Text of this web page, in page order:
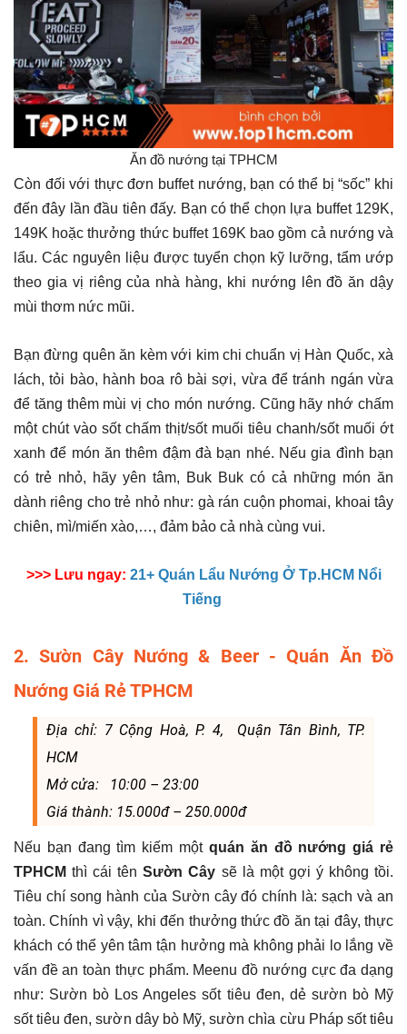
Ăn đồ nướng tại TPHCM
Còn đối với thực đơn buffet nướng, bạn có thể bị “sốc” khi
đến đây lần đầu tiên đấy. Bạn có thể chọn lựa buffet 129K,
149K hoặc thưởng thức buffet 169K bao gồm cả nướng và
lẩu. Các nguyên liệu được tuyển chọn kỹ lưỡng, tẩm ướp
theo gia vị riêng của nhà hàng, khi nướng lên đồ ăn dậy
mùi thơm nức mũi.
Bạn đừng quên ăn kèm với kim chi chuẩn vị Hàn Quốc, xà
lách, tỏi bào, hành boa rô bài sợi, vừa để tránh ngán vừa
để tăng thêm mùi vị cho món nướng. Cũng hãy nhớ chấm
một chút vào sốt chấm thịt/sốt muối tiêu chanh/sốt muối ớt
xanh để món ăn thêm đậm đà bạn nhé. Nếu gia đình bạn
có trẻ nhỏ, hãy yên tâm, Buk Buk có cả những món ăn
dành riêng cho trẻ nhỏ như: gà rán cuộn phomai, khoai tây
chiên, mì/miến xào,…, đảm bảo cả nhà cùng vui.
>>> Lưu ngay: 21+ Quán Lẩu Nướng Ở Tp.HCM Nổi
Tiếng
2. Sườn Cây Nướng & Beer - Quán Ăn Đồ
Nướng Giá Rẻ TPHCM
Địa chỉ: 7 Cộng Hoà, P. 4, Quận Tân Bình, TP.
HCM
Mở cửa: 10:00 – 23:00
Giá thành: 15.000đ – 250.000đ
Nếu bạn đang tìm kiếm một quán ăn đồ nướng giá rẻ
TPHCMthì cái tên Sườn Cây sẽ là một gợi ý không tồi.
Tiêu chí song hành của Sườn cây đó chính là: sạch và an
toàn. Chính vì vậy, khi đến thưởng thức đồ ăn tại đây, thực
khách có thể yên tâm tận hưởng mà không phải lo lắng về
vấn đề an toàn thực phẩm. Meenu đồ nướng cực đa dạng
như: Sườn bò Los Angeles sốt tiêu đen, dẻ sườn bò Mỹ
sốt tiêu đen, sườn dây bò Mỹ, sườn chìa cừu Pháp sốt tiêu